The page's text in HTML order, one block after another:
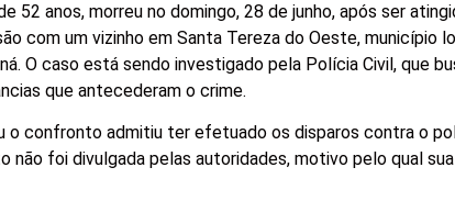
52 anos, morreu no domingo, 28 de junho, após ser
com um vizinho em Santa Tereza do Oeste, município
O caso está sendo investigado pela Polícia Civil, que
que antecederam o crime.
o confronto admitiu ter efetuado os disparos contra o
não foi divulgada pelas autoridades, motivo pelo qual